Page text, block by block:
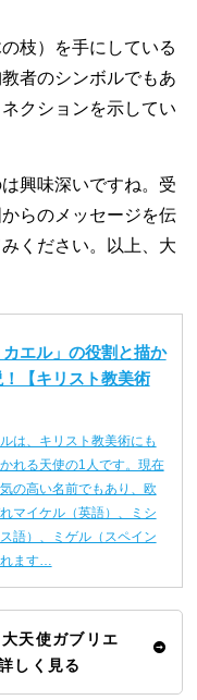
枝）を手にしている
者のシンボルでもあ
クションを示してい
興味深いですね。受
らのメッセージを伝
ください。以上、大
カエル」の役割と描か
【キリスト教美術
は、キリスト教美術にも
れる天使の1人です。現在
の高い名前でもあり、欧
マイケル（英語）、ミシ
語）、ミゲル（スペイン
ます…
天使ガブリエ
しく見る